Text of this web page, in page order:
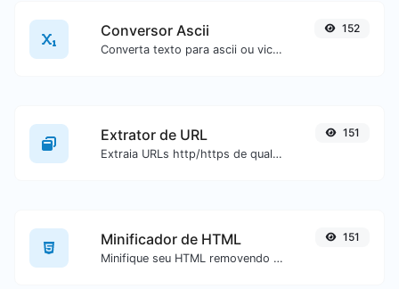
Conversor Ascii
Converta texto para ascii ou vice-versa para qualquer entrada de texto.
152
Extrator de URL
Extraia URLs http/https de qualquer tipo de conteúdo textual.
151
Minificador de HTML
Minifique seu HTML removendo todos os caracteres desnecessários.
151